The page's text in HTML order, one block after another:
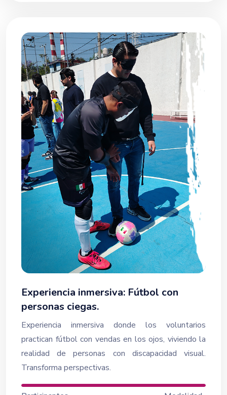
Experiencia inmersiva: Fútbol con
personas ciegas.
Experiencia inmersiva donde los voluntarios
practican fútbol con vendas en los ojos, viviendo la
realidad de personas con discapacidad visual.
Transforma perspectivas.